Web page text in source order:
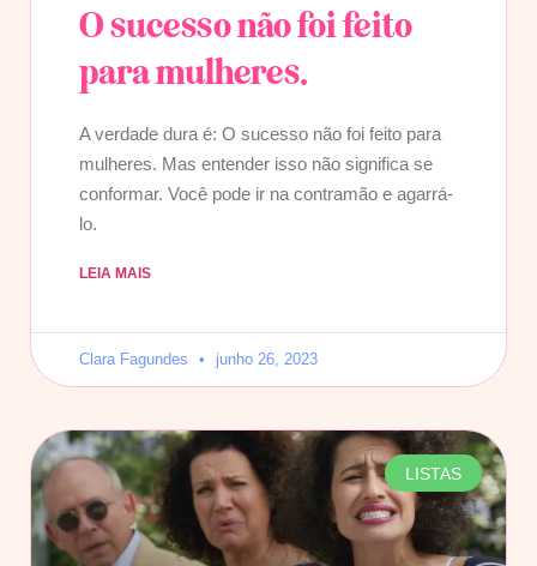
O sucesso não foi feito
para mulheres.
A verdade dura é: O sucesso não foi feito para
mulheres. Mas entender isso não significa se
conformar. Você pode ir na contramão e agarrá-
lo.
LEIA MAIS
Clara Fagundes junho 26, 2023
LISTAS